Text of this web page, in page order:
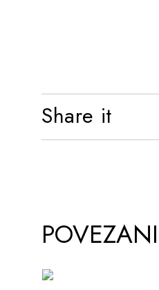
Share it